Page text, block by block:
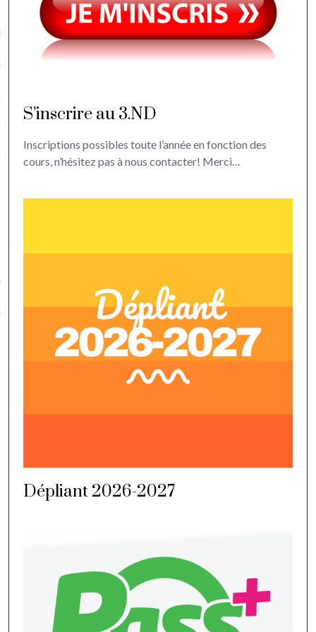
Saint-Joseph
et Equipe
et tarifs 3.ND Versailles
d’admission
S’inscrire au 3.ND
Inscriptions possibles toute l’année en fonction des
cours, n’hésitez pas à nous contacter! Merci…
Dépliant 2026-2027